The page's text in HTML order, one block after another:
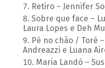
Retiro – Jennifer
Sobre que face –
Laura Lopes e Deh
Pé no chão / Toré
Andreazzi e Luana
Maria Landó –